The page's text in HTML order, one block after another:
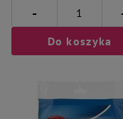
-
Do koszyka